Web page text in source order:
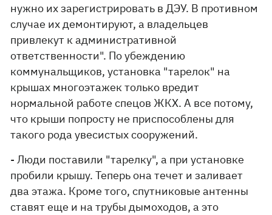
нужно их зарегистрировать в ДЭУ. В противном
случае их демонтируют, а владельцев
привлекут к административной
ответственности". По убеждению
коммунальщиков, установка "тарелок" на
крышах многоэтажек только вредит
нормальной работе спецов ЖКХ. А все потому,
что крыши попросту не приспособлены для
такого рода увесистых сооружений.
- Люди поставили "тарелку", а при установке
пробили крышу. Теперь она течет и заливает
два этажа. Кроме того, спутниковые антенны
ставят еще и на трубы дымоходов, а это